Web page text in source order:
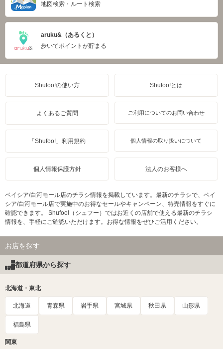
地図検索・ルート検索
aruku&（あるくと）
歩いてポイントが貯まる
Shufoo!の使い方 Shufoo!とは
よくあるご質問 ご利用についてのお問い合わせ
「Shufoo!」利用規約 個人情報の取り扱いについて
個人情報保護方針 法人のお客様へ
ベイシア/白河モール店のチラシ情報を掲載しています。最新のチラシで、ベイ
シア/白河モール店で実施中のお得なセールやキャンペーン、特売情報をすぐに
確認できます。 Shufoo!（シュフー）ではお近くの店舗で使える最新のチラシ
情報を、手軽にご確認いただけます。お得な情報をぜひご活用ください。
お店を探す
都道府県から探す
北海道・東北
北海道 青森県 岩手県 宮城県 秋田県 山形県
福島県
関東